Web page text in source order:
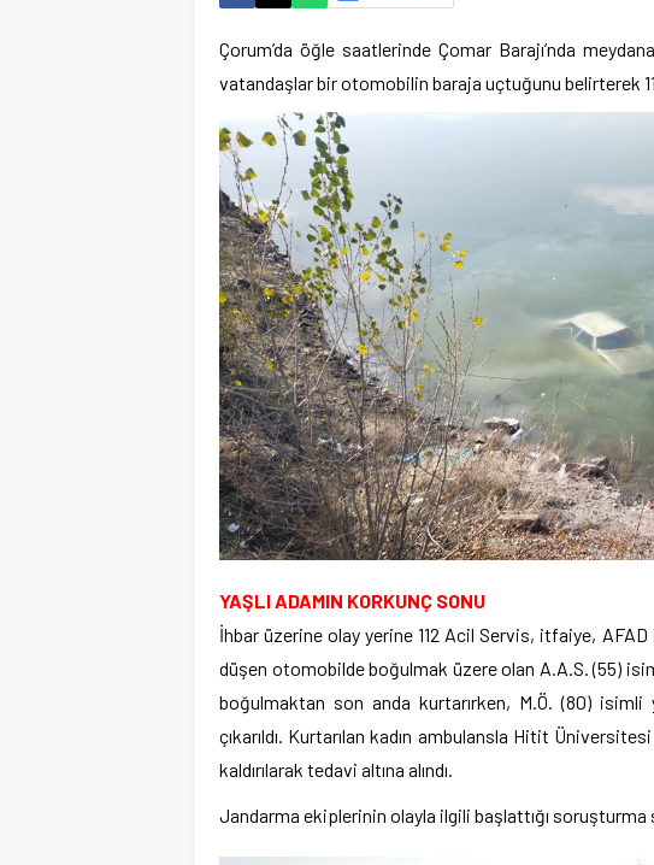
Çorum’da öğle saatlerinde Çomar Barajı’nda
vatandaşlar bir otomobilin baraja uçtuğunu belirterek
YAŞLI ADAMIN KORKUNÇ SONU
İhbar üzerine olay yerine 112 Acil Servis, itfaiye,
düşen otomobilde boğulmak üzere olan A.A.S. (55)
boğulmaktan son anda kurtarırken, M.Ö. (80) isimli
çıkarıldı. Kurtarılan kadın ambulansla Hitit
kaldırılarak tedavi altına alındı.
Jandarma ekiplerinin olayla ilgili başlattığı soruşturma